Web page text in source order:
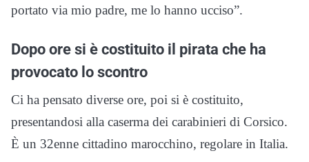
portato via mio padre, me lo hanno ucciso”.
Dopo ore si è costituito il pirata che ha
provocato lo scontro
Ci ha pensato diverse ore, poi si è costituito,
presentandosi alla caserma dei carabinieri di Corsico.
È un 32enne cittadino marocchino, regolare in Italia.